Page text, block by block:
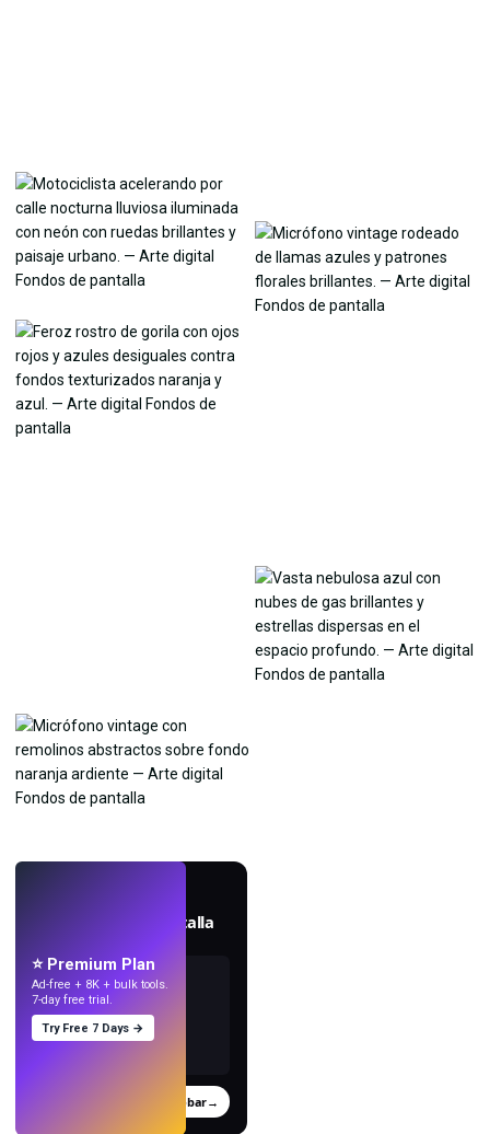
Crea fondos de pantalla
Probar→
⭐ Premium Plan
Ad-free + 8K + bulk tools.
7-day free trial.
Try Free 7 Days →